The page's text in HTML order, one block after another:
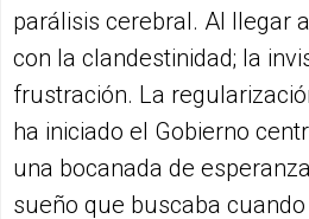
parálisis cerebral. Al llegar
con la clandestinidad; la
frustración. La
ha iniciado el Gobierno
una bocanada de
sueño que buscaba